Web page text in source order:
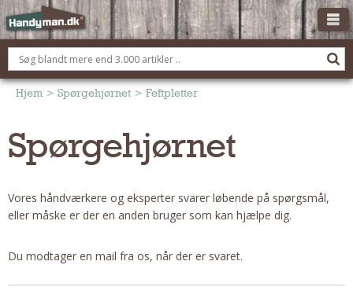
OM HANDYMAN.DK
FÅ 3 TILBUD
BOLIG KØBERÅDGIVNING
Montage Og Nybyg
Reparation Og Vedligehold
Om Materialer
Om Værktøj
Hjem > Spørgehjørnet > Feftpletter
Spørgehjørnet
Vores håndværkere og eksperter svarer løbende på spørgsmål,
eller måske er der en anden bruger som kan hjælpe dig.
Du modtager en mail fra os, når der er svaret.